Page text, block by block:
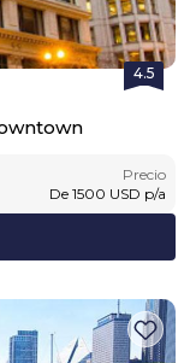
4.5
Precio
De 1500 USD p/a